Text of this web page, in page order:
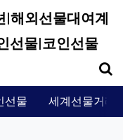
|해외선물대여계
선물|코인선물
선물 세계선물거래